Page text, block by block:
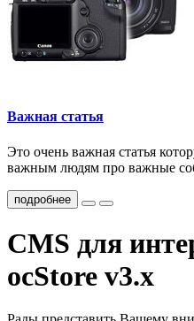
Важная статья
Это очень важная статья
важным людям про важные
подробнее
CMS для
ocStore v3.x